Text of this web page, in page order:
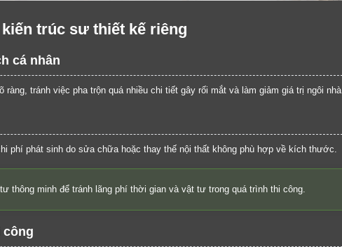
trúc sư thiết kế riêng
cá nhân
tránh việc pha trộn quá nhiều chi tiết gây rối mắt và làm giảm giá trị ngôi nhà.
phí phát sinh do sửa chữa hoặc thay thế nội thất không phù hợp về kích thước.
thông minh để tránh lãng phí thời gian và vật tư trong quá trình thi công.
công